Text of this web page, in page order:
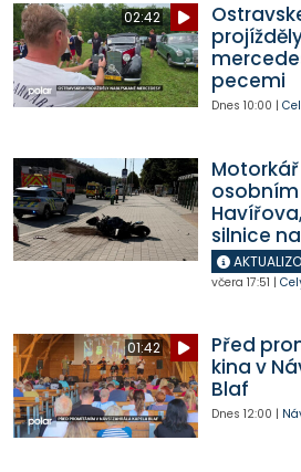
02:42
pecemi
Dnes 10:00 |
Motorkář
silnice
včera 17:51 |
01:42
Před
kina v
Blaf
Dnes 12:00 |